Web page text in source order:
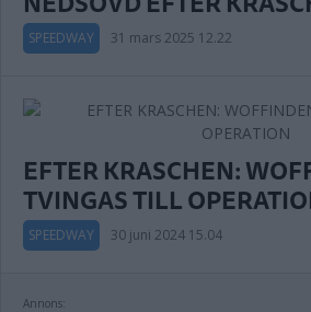
SPEEDWAY 31 mars 2025 12.22
EFTER KRASCHEN:
TVINGAS TILL
SPEEDWAY 30 juni 2024 15.04
Annons: